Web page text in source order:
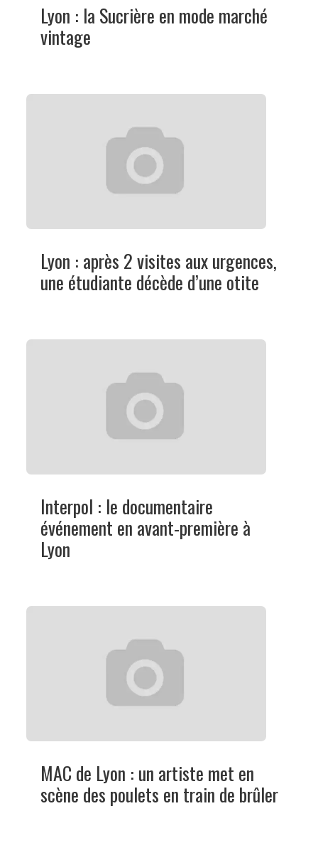
Lyon : la Sucrière en mode marché
vintage
Lyon : après 2 visites aux urgences,
une étudiante décède d’une otite
Interpol : le documentaire
événement en avant-première à
Lyon
MAC de Lyon : un artiste met en
scène des poulets en train de brûler